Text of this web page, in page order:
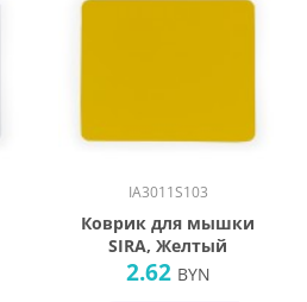
IA3011S103
Коврик для мышки
SIRA, Желтый
2.62 BYN